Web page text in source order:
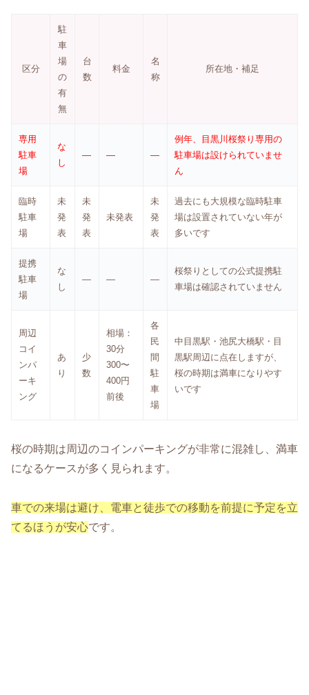
区分
駐
車
場
の
有
無
台
数
料金
名
称
所在地・補足
専用
駐車
場
な
し
― ― ―
例年、目黒川桜祭り専用の
駐車場は設けられていませ
ん
臨時
駐車
場
未
発
表
未
発
表
未発表
未
発
表
過去にも大規模な臨時駐車
場は設置されていない年が
多いです
提携
駐車
場
な
し
― ― ―
桜祭りとしての公式提携駐
車場は確認されていません
周辺
コイ
ンパ
ーキ
ング
あ
り
少
数
相場：
30分
300〜
400円
前後
各
民
間
駐
車
場
中目黒駅・池尻大橋駅・目
黒駅周辺に点在しますが、
桜の時期は満車になりやす
いです
桜の時期は周辺のコインパーキングが非常に混雑し、満車
になるケースが多く見られます。
車での来場は避け、電車と徒歩での移動を前提に予定を立
てるほうが安心です。